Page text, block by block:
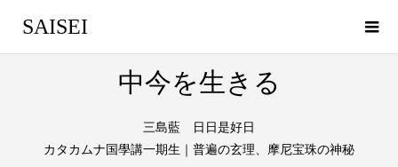
SAISEI
中今を生きる
三島藍 日日是好日
カタカムナ国學講一期生｜普遍の玄理、摩尼宝珠の神秘